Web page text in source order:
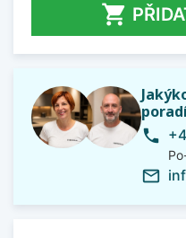

phone
mail_outline